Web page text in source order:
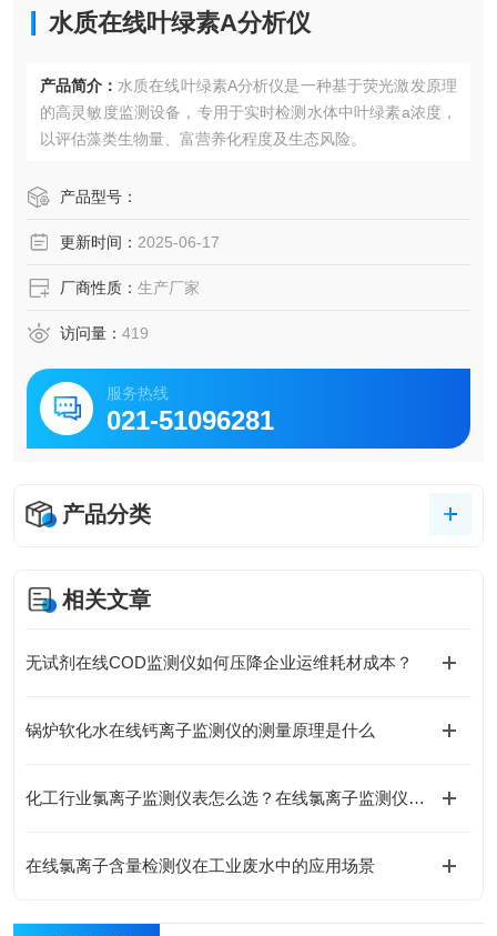
水质在线叶绿素A分析仪
产品简介： 水质在线叶绿素A分析仪是一种基于​​荧光激发原理​​
的高灵敏度监测设备，专用于实时检测水体中叶绿素a浓度，
以评估藻类生物量、富营养化程度及生态风险。
产品型号：
更新时间： 2025-06-17
厂商性质： 生产厂家
访问量： 419
服务热线
021-51096281
产品分类
相关文章
无试剂在线COD监测仪如何压降企业运维耗材成本？
锅炉软化水在线钙离子监测仪的测量原理是什么
化工行业氯离子监测仪表怎么选？在线氯离子监测仪选型要点与工况适配分析
在线氯离子含量检测仪在工业废水中的应用场景